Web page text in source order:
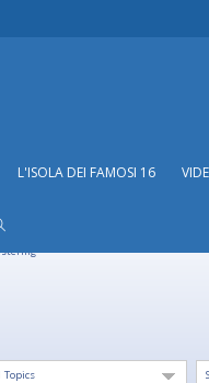
L'ISOLA DEI FAMOSI 16